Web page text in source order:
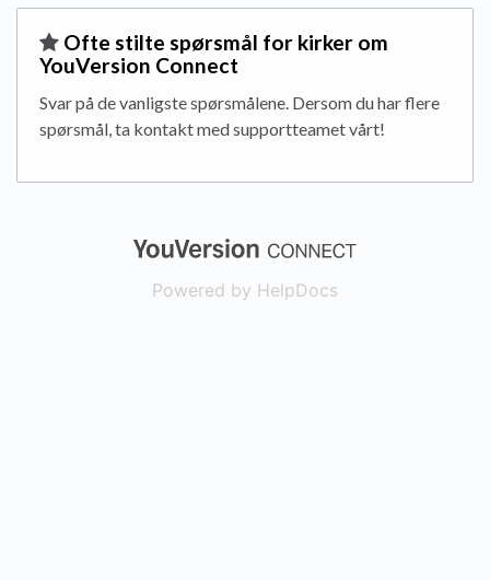
​Ofte stilte spørsmål for kirker om
YouVersion Connect
Svar på de vanligste spørsmålene. Dersom du har flere
spørsmål, ta kontakt med supportteamet vårt!
(opens in a
Powered by HelpDocs